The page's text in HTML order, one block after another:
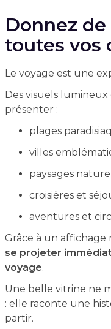
Donnez
toutes vos
Le voyage est une
Des visuels
présenter :
plages
villes
paysages
croisières et
aventures et
Grâce à un affichage
se projeter
voyage.
Une belle vitrine ne
: elle raconte une
partir.